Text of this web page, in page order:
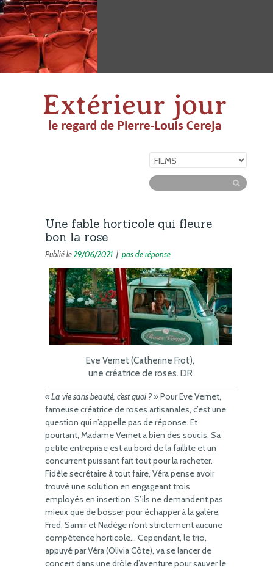
Une fable horticole qui fleure
bon la rose
Publié le29/06/2021 | pas de réponse
Eve Vernet (Catherine Frot),
une créatrice de roses. DR
« La vie sans beauté, c’est quoi ? » Pour Eve Vernet,
fameuse créatrice de roses artisanales, c’est une
question qui n’appelle pas de réponse. Et
pourtant, Madame Vernet a bien des soucis. Sa
petite entreprise est au bord de la faillite et un
concurrent puissant fait tout pour la racheter.
Fidèle secrétaire à tout faire, Véra pense avoir
trouvé une solution en engageant trois
employés en insertion. S’ils ne demandent pas
mieux que de bosser pour échapper à la galère,
Fred, Samir et Nadège n’ont strictement aucune
compétence horticole… Cependant, le trio,
appuyé par Véra (Olivia Côte), va se lancer de
concert dans une drôle d’aventure pour sauver le